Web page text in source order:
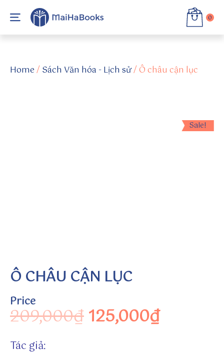
0
p
in
h
tt
p
//
Home/Sách Văn hóa - Lịch sử/ Ô châu cận lục
Sale!
Ô CHÂU CẬN LỤC
Price
209,000₫Original price
125,000₫
Tác giả: